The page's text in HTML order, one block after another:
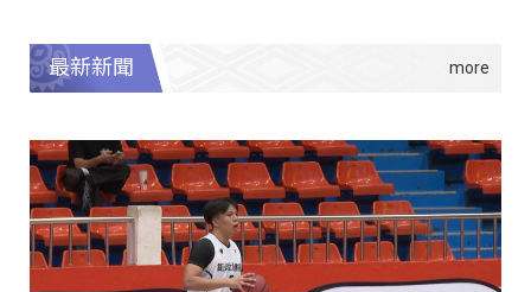
最新新聞